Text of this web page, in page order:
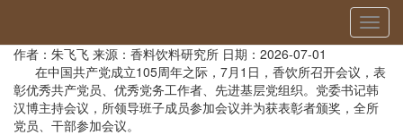
切
换
航
作者：朱飞飞 来源：香料饮料研究所 日期：2026-07-01
在中国共产党成立105周年之际，7月1日，香饮所召开会议，表
彰优秀共产党员、优秀党务工作者、先进基层党组织。党委书记韩
汉博主持会议，所领导班子成员参加会议并为获表彰者颁奖，全所
党员、干部参加会议。